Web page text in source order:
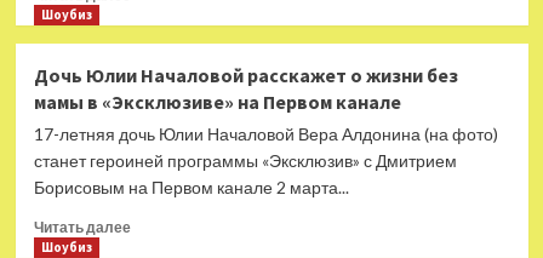
за
долгов
Улицкая
и
Илья
Хржановский
признаны
иноагентами
в
Шоубиз
Дочь Юлии Началовой расскажет о жизни без
мамы в «Эксклюзиве» на Первом канале
17-летняя дочь Юлии Началовой Вера Алдонина (на фото)
станет героиней программы «Эксклюзив» с Дмитрием
Борисовым на Первом канале 2 марта...
Читать далееПрочитать
Шоубиз